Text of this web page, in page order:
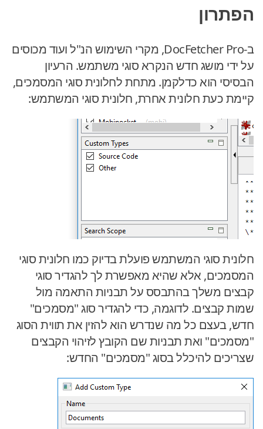
הפתרון
ב-DocFetcher Pro, מקרי השימוש הנ"ל ועוד מכוסים
על ידי מושג חדש הנקרא סוגי משתמש. הרעיון
הבסיסי הוא כדלקמן. מתחת לחלונית סוגי המסמכים,
קיימת כעת חלונית אחרת, חלונית סוגי המשתמש:
חלונית סוגי המשתמש פועלת בדיוק כמו חלונית סוגי
המסמכים, אלא שהיא מאפשרת לך להגדיר סוגי
קבצים משלך בהתבסס על תבניות התאמה מול
שמות קבצים. לדוגמה, כדי להגדיר סוג "מסמכים"
חדש, בעצם כל מה שנדרש הוא להזין את תווית הסוג
"מסמכים" ואת תבניות שם הקובץ לזיהוי הקבצים
שצריכים להיכלל בסוג "מסמכים" החדש: